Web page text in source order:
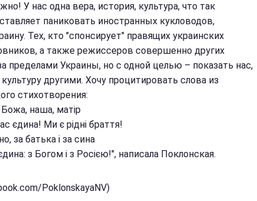
У нас одна вера, история, культура, что так
паниковать иностранных кукловодов,
Тех, кто "спонсирует" правящих украинских
а также режиссеров совершенно других
пределами Украины, но с одной целью – показать нас,
другими. Хочу процитировать слова из
стихотворения:
Божа, наша, матір
єдина! Ми є рідні браття!
за батька і за сина
з Богом і з Росією!", написала Поклонская.
PoklonskayaNV)